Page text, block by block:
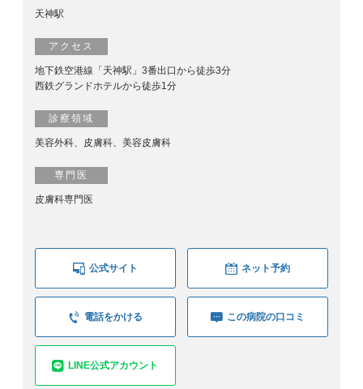
天神駅
アクセス
地下鉄空港線「天神駅」3番出口から徒歩3分
西鉄グランドホテルから徒歩1分
診察領域
美容外科、皮膚科、美容皮膚科
専門医
皮膚科専門医
公式サイト ネット予約
電話をかける この病院の口コミ
LINE公式アカウント